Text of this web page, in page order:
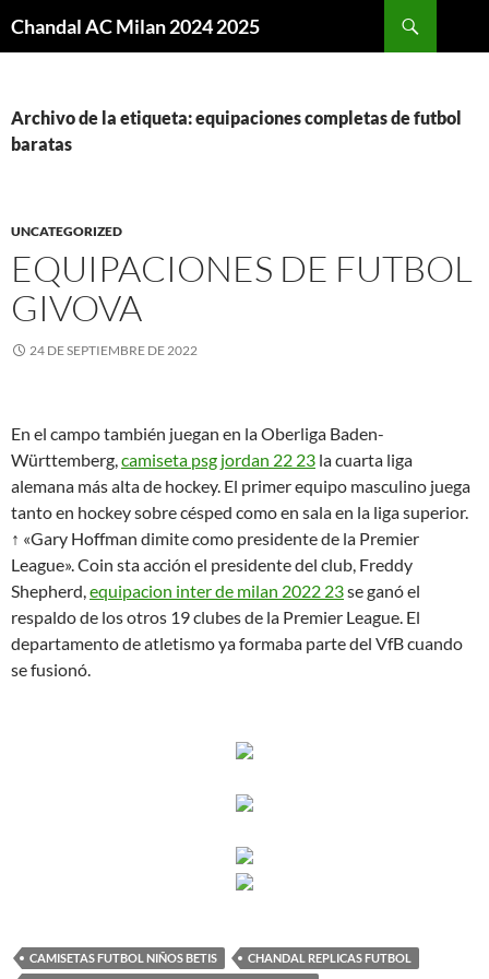
Chandal AC Milan 2024 2025
Archivo de la etiqueta: equipaciones completas de futbol
baratas
UNCATEGORIZED
EQUIPACIONES DE FUTBOL
GIVOVA
24 DE SEPTIEMBRE DE 2022
En el campo también juegan en la Oberliga Baden-
Württemberg,camiseta psg jordan 22 23 la cuarta liga
alemana más alta de hockey. El primer equipo masculino juega
tanto en hockey sobre césped como en sala en la liga superior.
↑ «Gary Hoffman dimite como presidente de la Premier
League». Coin sta acción el presidente del club, Freddy
Shepherd,equipacion inter de milan 2022 23se ganó el
respaldo de los otros 19 clubes de la Premier League. El
departamento de atletismo ya formaba parte del VfB cuando
se fusionó.
CAMISETAS FUTBOL NIÑOS BETIS
CHANDAL REPLICAS FUTBOL